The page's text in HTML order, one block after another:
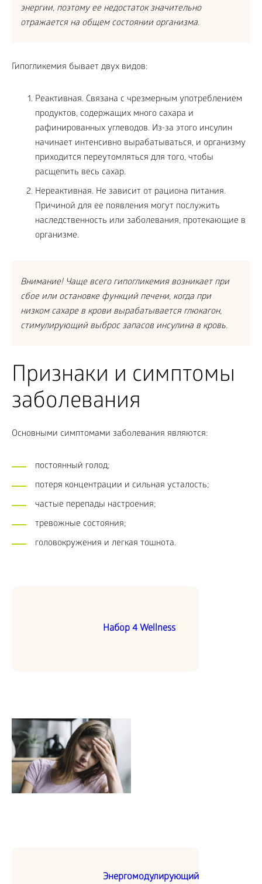
энергии, поэтому ее недостаток значительно
отражается на общем состоянии организма.
Гипогликемия бывает двух видов:
Реактивная. Связана с чрезмерным употреблением
продуктов, содержащих много сахара и
рафинированных углеводов. Из-за этого инсулин
начинает интенсивно вырабатываться, и организму
приходится переутомляться для того, чтобы
расщепить весь сахар.
Нереактивная. Не зависит от рациона питания.
Причиной для ее появления могут послужить
наследственность или заболевания, протекающие в
организме.
Внимание! Чаще всего гипогликемия возникает при
сбое или остановке функций печени, когда при
низком сахаре в крови вырабатывается глюкагон,
стимулирующий выброс запасов инсулина в кровь.
Признаки и симптомы
заболевания
Основными симптомами заболевания являются:
постоянный голод;
потеря концентрации и сильная усталость;
частые перепады настроения;
тревожные состояния;
головокружения и легкая тошнота.
Набор 4 Wellness
Энергомодулирующий